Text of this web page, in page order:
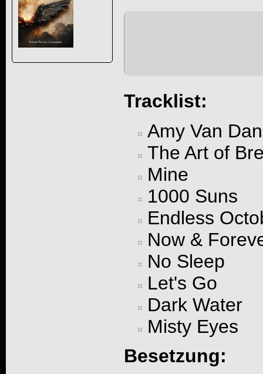
Tracklist:
Amy Van
The Art of
Mine
1000 Suns
Endless
Now &
No Sleep
Let's Go
Dark Water
Misty Eyes
Besetzung: